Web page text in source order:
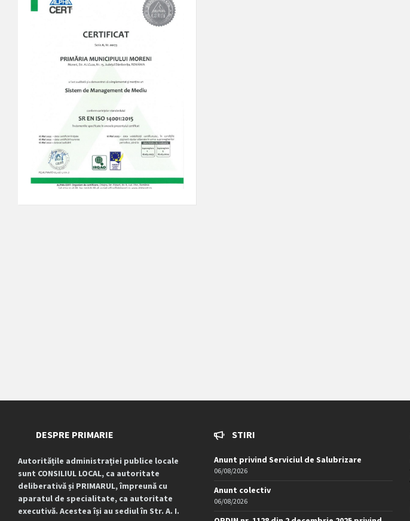
DESPRE PRIMARIE
Autoritățile administrației publice locale
sunt CONSILIUL LOCAL, ca autoritate
deliberativă și PRIMARUL, împreună cu
aparatul de specialitate, ca autoritate
executivă. Acestea își au sediul în Str. A. I.
STIRI
Anunt privind Serviciul de Salubrizare
06/08/2026
Anunt colectiv
06/08/2026